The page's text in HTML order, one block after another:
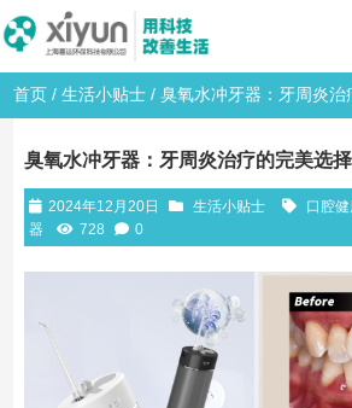
首页 /生活小贴士 / 臭氧水冲牙器：牙周炎治
臭氧水冲牙器：牙周炎治疗的完美选择
2024年12月20日 生活小贴士 口腔
器
728 0